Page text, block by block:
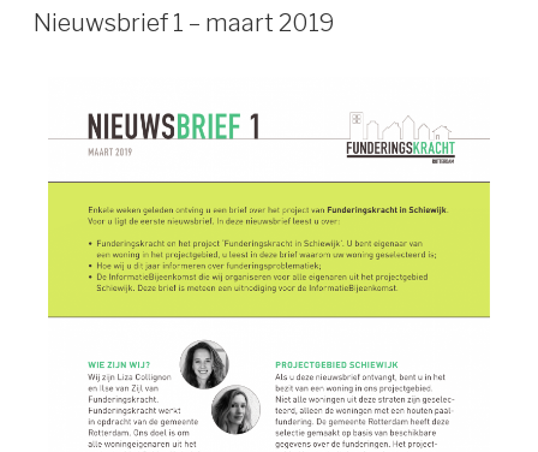
Nieuwsbrief 1 – maart 2019